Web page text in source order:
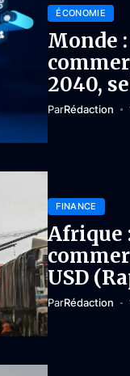
ÉCONOMIE
Monde
2040,
ParRédaction
FINANCE
Afrique
USD
ParRédaction